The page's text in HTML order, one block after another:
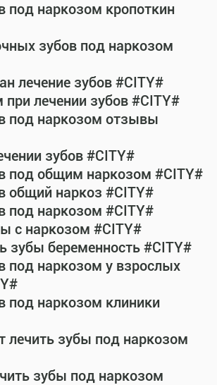
под наркозом кропоткин
зубов под наркозом
лечение зубов #CITY#
при лечении зубов #CITY#
под наркозом отзывы
зубов #CITY#
под общим наркозом #CITY#
общий наркоз #CITY#
под наркозом #CITY#
с наркозом #CITY#
зубы беременность #CITY#
под наркозом у взрослых
под наркозом клиники
лечить зубы под наркозом
зубы под наркозом